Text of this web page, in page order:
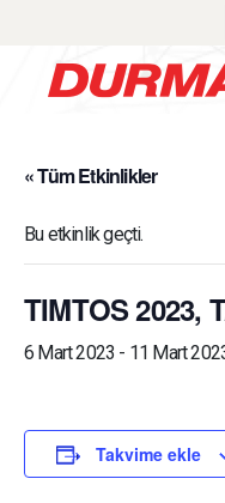
Durmazlar
« Tüm Etkinlikler
Bu etkinlik geçti.
TIMTOS 2023,
6 Mart 2023 - 11 Mart
Takvime ekle